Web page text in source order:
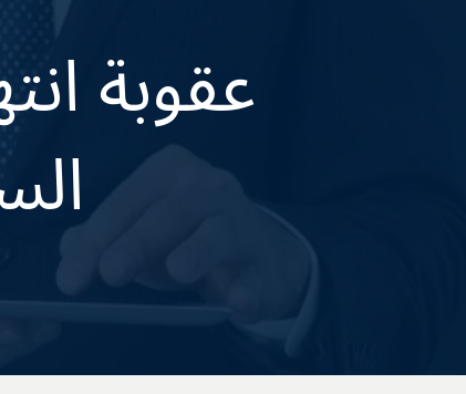
عقوبة